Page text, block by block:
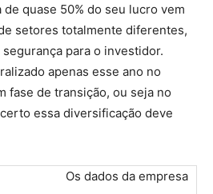
quase 50% do seu lucro vem
setores totalmente diferentes,
para o investidor.
apenas esse ano no
fase de transição, ou seja no
essa diversificação deve
Os dados da empresa